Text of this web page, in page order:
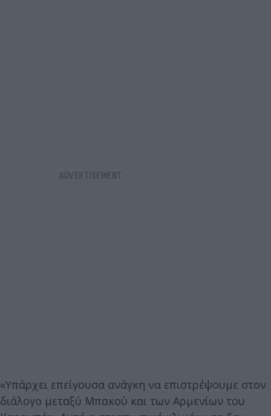
«Υπάρχει επείγουσα ανάγκη να επιστρέψουμε στον
διάλογο μεταξύ Μπακού και των Αρμενίων του